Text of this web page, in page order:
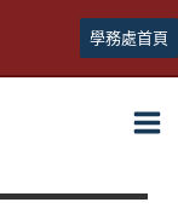
學務處首頁